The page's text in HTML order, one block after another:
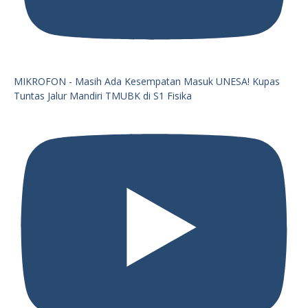
MIKROFON - Masih Ada Kesempatan Masuk UNESA! Kupas
Tuntas Jalur Mandiri TMUBK di S1 Fisika